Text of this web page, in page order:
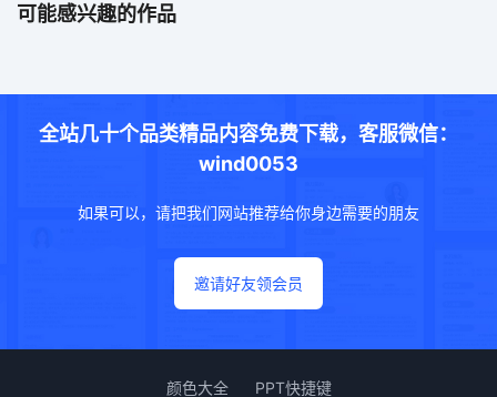
可能感兴趣的作品
全站几十个品类精品内容免费下载，客服微信：
wind0053
如果可以，请把我们网站推荐给你身边需要的朋友
邀请好友领会员
颜色大全 PPT快捷键